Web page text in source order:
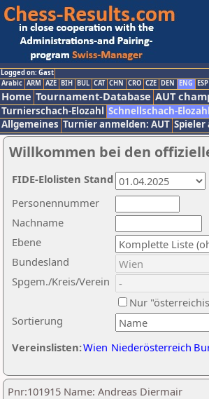
Logged on: Gast
Arabic ARM AZE BIH BUL CAT CHN CRO CZE DEN ENG ESP
Home Tournament-Database AUT
Turnierschach-Elozahl Schnellschach-Elozahl
Allgemeines Turnier anmelden: AUT Spieler
Willkommen bei den
Nachname
Ebene
Sortierung
Personennummer
Bundesland
Spgem./Kreis/Verein
Nur
Vereinslisten:Wien Niederösterreich
FIDE-Elolisten Stand
Pnr:101915 Name: Andreas Diermair